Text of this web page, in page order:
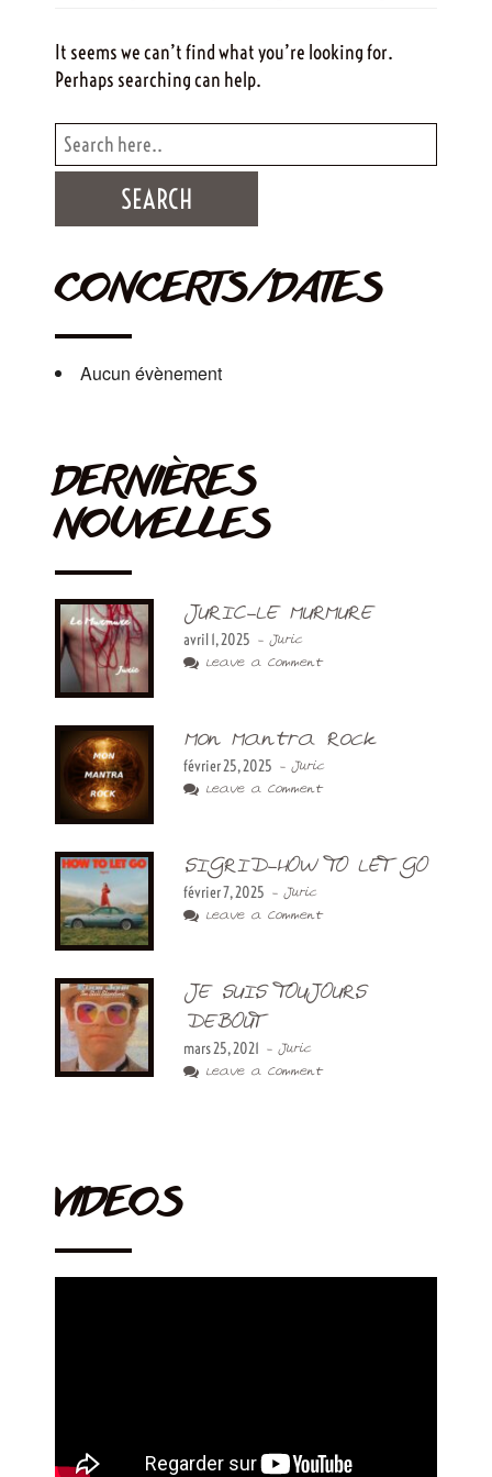
It seems we can’t find what you’re looking for.
Perhaps searching can help.
CONCERTS/DATES
Aucun évènement
DERNIÈRES
NOUVELLES
JURIC-LE MURMURE
avril 1, 2025 - Juric
Leave a Comment
Mon Mantra Rock
février 25, 2025 - Juric
Leave a Comment
SIGRID-HOW TO LET GO
février 7, 2025 - Juric
Leave a Comment
JE SUIS TOUJOURS
DEBOUT
mars 25, 2021 - Juric
Leave a Comment
VIDEOS